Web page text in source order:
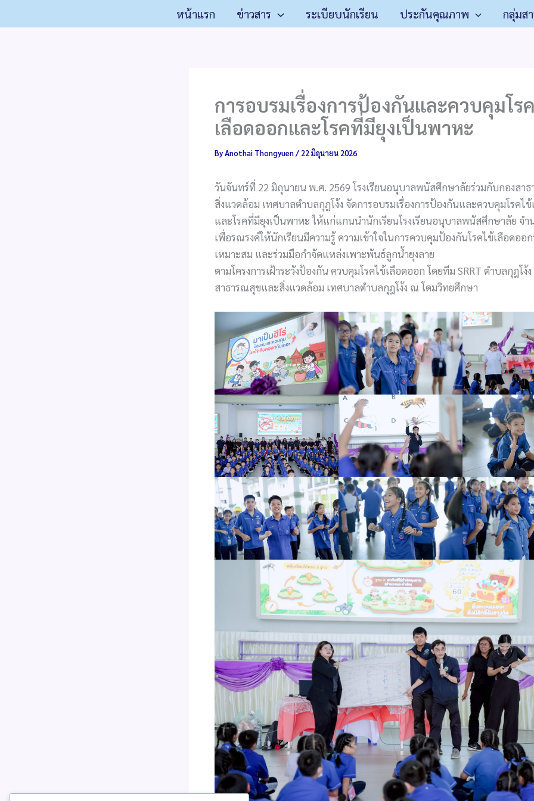
to
หน้าแรก ข่าวสาร ระเบียบนักเรียน ประกันคุณภาพ กลุ่มส
การอบรมเรื่องการป้องกันและควบคุมโร
เลือดออกและโรคที่มียุงเป็นพาหะ
ByAnothai Thongyuen/ 22 มิถุนายน 2026
วันจันทร์ที่ 22 มิถุนายน พ.ศ. 2569 โรงเรียนอนุบาลพนัสศึกษาลัยร่วมกับกองสา
สิ่งแวดล้อม เทศบาลตำบลกุฎโง้ง จัดการอบรมเรื่องการป้องกันและควบคุมโรคไ
และโรคที่มียุงเป็นพาหะ ให้แก่แกนนำนักเรียนโรงเรียนอนุบาลพนัสศึกษาลัย จำ
เพื่อรณรงค์ให้นักเรียนมีความรู้ ความเข้าใจในการควบคุมป้องกันโรคไข้เลือดออ
เหมาะสม และร่วมมือกำจัดแหล่งเพาะพันธ์ลูกน้ำยุงลาย
ตามโครงการเฝ้าระวังป้องกัน ควบคุมโรคไข้เลือดออก โดยทีม SRRT ตำบลกุฎโง้ง
สาธารณสุขและสิ่งแวดล้อม เทศบาลตำบลกุฎโง้ง ณ โดมวิทยศึกษา